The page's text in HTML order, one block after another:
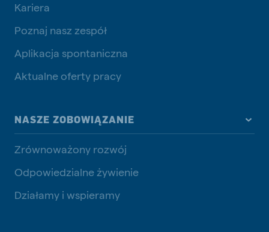
Kariera
Poznaj nasz zespół
Aplikacja spontaniczna
Aktualne oferty pracy
NASZE ZOBOWIĄZANIE
Zrównoważony rozwój
Odpowiedzialne żywienie
Działamy i wspieramy